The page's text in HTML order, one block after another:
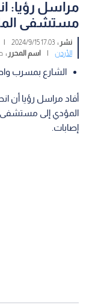
مراسل رؤيا:
مستشفى
نشر :17:03 2024/9/15
|
الأردن
| اسم المحرر :
الشارع بمسرب
أفاد مراسل رؤيا أن
المؤدي إلى مستشفى
إصابات.